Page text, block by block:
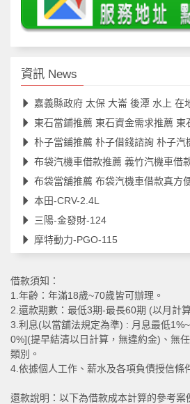
資訊 News
嘉義縣政府 太保 大崙 後潭 水上 在地當
東石當鋪推薦 東石資金需求推薦 東
朴子當鋪推薦 朴子借錢諮詢 朴子汽
布袋汽機車借款推薦 義竹汽機車借款
布袋當舖推薦 布袋汽機車借款真方
本田-CRV-2.4L
三陽-金發財-124
摩特動力-PGO-115
借款須知：
1.年齡：年滿18歲~70歲皆可辦理。
2.還款期數：最低3期-最長60期 (以月計
3.利息(以當舖法規定為準) : 月息最低
0%](提早結清以日計算，無違約金)、無
類別。
4.依據個人工作、薪水及各項負債授信條
還款說明：以下為借款成本計算的參考案